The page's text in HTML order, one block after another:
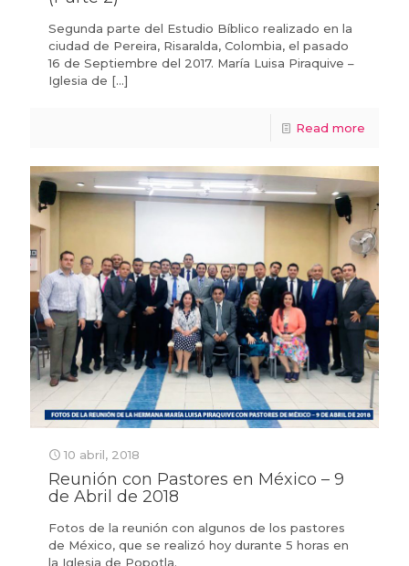
Segunda parte del Estudio Bíblico realizado en la
ciudad de Pereira, Risaralda, Colombia, el pasado
16 de Septiembre del 2017. María Luisa Piraquive –
Iglesia de […]
Read more
10 abril, 2018
Reunión con Pastores en México – 9
de Abril de 2018
Fotos de la reunión con algunos de los pastores
de México, que se realizó hoy durante 5 horas en
la Iglesia de Popotla.